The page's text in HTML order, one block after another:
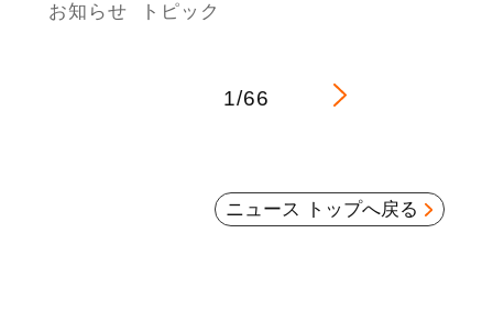
お知らせ トピック
1/66
ニュース トップへ戻る